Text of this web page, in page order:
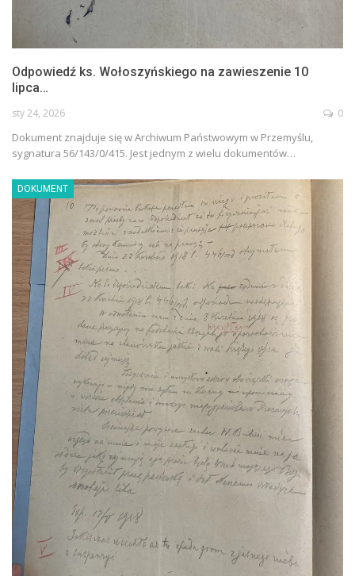
Odpowiedź ks. Wołoszyńskiego na zawieszenie 10
lipca…
sty 24, 2026 0
Dokument znajduje się w Archiwum Państwowym w Przemyślu,
sygnatura 56/143/0/415. Jest jednym z wielu dokumentów…
DOKUMENT